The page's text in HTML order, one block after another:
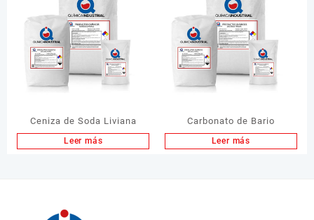
Ceniza de Soda Liviana
Leer más
Carbonato de Bario
Leer más